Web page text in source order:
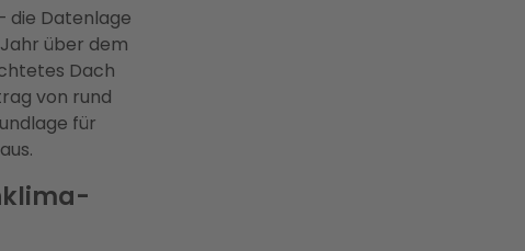
die Datenlage
über dem
Dach
von rund
für